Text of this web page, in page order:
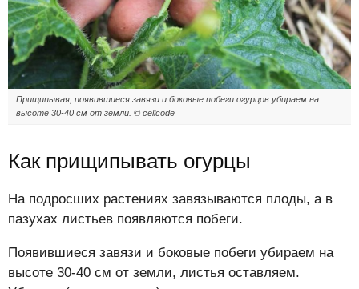
Прищипывая, появившиеся завязи и боковые побеги огурцов убираем на
высоте 30-40 см от земли. © cellcode
Как прищипывать огурцы
На подросших растениях завязываются плоды, а в
пазухах листьев появляются побеги.
Появившиеся завязи и боковые побеги убираем на
высоте 30-40 см от земли, листья оставляем.